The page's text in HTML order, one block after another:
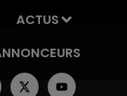
ACTUS